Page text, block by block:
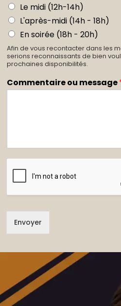
Le midi (12h-14h)
L'après-midi (14h - 18h)
En soirée (18h - 20h)
Afin de vous recontacter dans les
serions reconnaissants de bien
prochaines disponibilités.
Commentaire ou message
Envoyer